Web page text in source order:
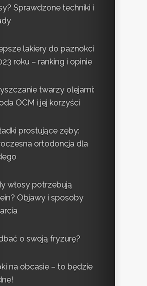
Sprawdzone techniki i
lakiery do paznokci
roku – ranking i opinie
twarzy olejami:
OCM i jej korzyści
prostujące zęby:
ortodoncja dla
włosy potrzebują
Objawy i sposoby
o swoją fryzurę?
na obcasie – to będzie